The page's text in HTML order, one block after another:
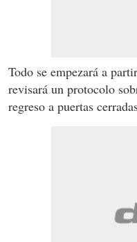
Todo se empezará a
revisará un protocolo
regreso a puertas